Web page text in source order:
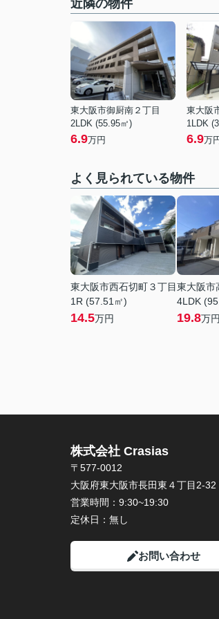
近隣の物件
東大阪市御厨南２丁目
2LDK (55.95㎡)
6.9万円
東大阪
1LDK
6.9万
よく見られている物件
東大阪市西石切町３丁目
1R (57.51㎡)
14.5万円
東大阪市
4LDK
19.8万円
株式会社 Crasias
〒577-0012
大阪府東大阪市長田東４丁目2-
営業時間： 9:30~19:30
定休日： 無し
お問い合わせ